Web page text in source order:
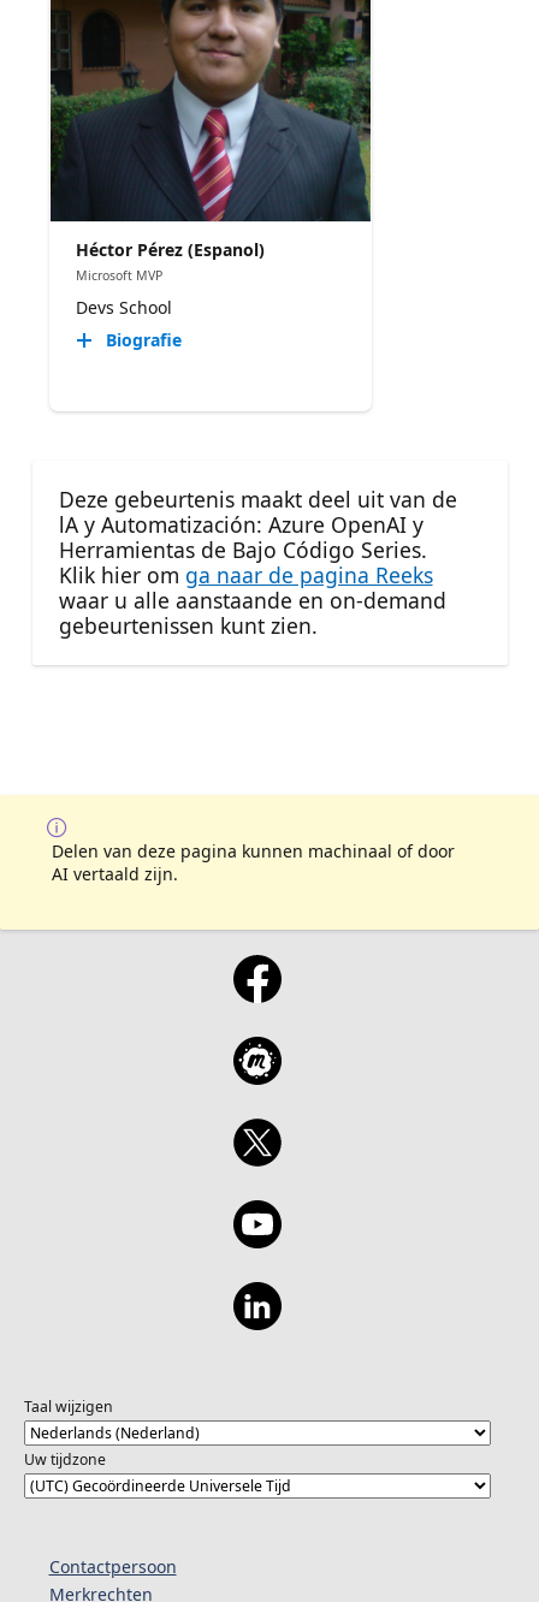
Héctor Pérez (Espanol)
Microsoft MVP
Devs School
Biografie
Deze gebeurtenis maakt deel uit van de
lA y Automatización: Azure OpenAI y
Herramientas de Bajo Código Series.
Klik hier om ga naar de pagina Reeks
waar u alle aanstaande en on-demand
gebeurtenissen kunt zien.
Delen van deze pagina kunnen machinaal of door
AI vertaald zijn.
Taal wijzigen
Uw tijdzone
Contactpersoon
Merkrechten